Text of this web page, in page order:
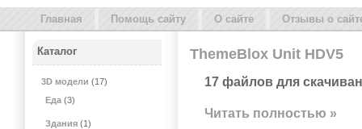
Главная Помощь сайту О сайте Отзывы о
ThemeBlox Unit HDV5
17 файлов для
Читать полностью »
Каталог
3D модели (17)
Еда (3)
Здания (1)